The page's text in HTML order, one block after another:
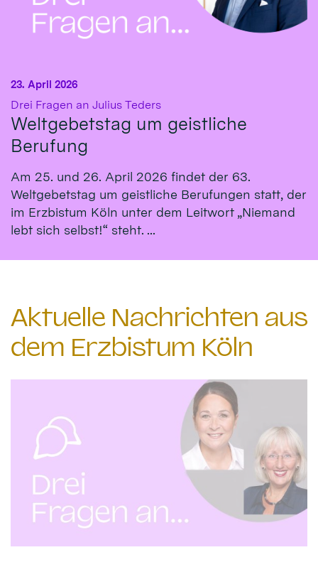
Drei Fragen an Julius Teders:
Weltgebetstag um geistliche
Berufung
23. April 2026
Am 25. und 26. April 2026 findet der 63.
Weltgebetstag um geistliche Berufungen statt, der
im Erzbistum Köln unter dem Leitwort „Niemand
lebt sich selbst!“ steht. ...
Aktuelle Nachrichten aus
dem Erzbistum Köln